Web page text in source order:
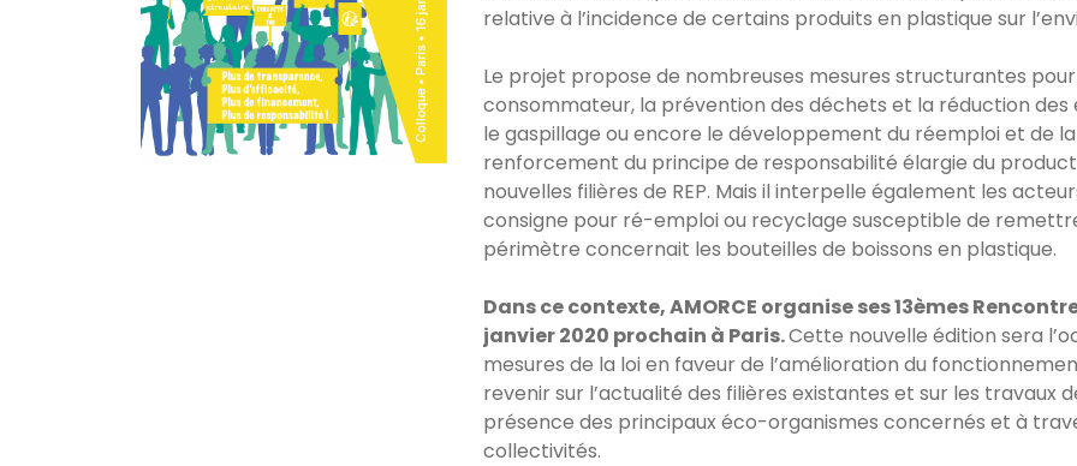
relative à l’incidence de certains produits en plastique sur
Le projet propose de nombreuses mesures structurantes
consommateur, la prévention des déchets et la réduction
le gaspillage ou encore le développement du réemploi et de
renforcement du principe de responsabilité élargie du
nouvelles filières de REP. Mais il interpelle également les
consigne pour ré-emploi ou recyclage susceptible de
périmètre concernait les bouteilles de boissons en plastique.
Dans ce contexte, AMORCE organise ses 13èmes
janvier 2020 prochain à Paris.Cette nouvelle édition sera
mesures de la loi en faveur de l’amélioration du
revenir sur l’actualité des filières existantes et sur les travaux
présence des principaux éco-organismes concernés et à
collectivités.